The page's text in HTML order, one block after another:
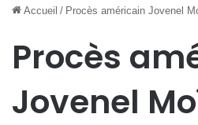
Accueil / Procès américain Jovenel
Procès
Jovenel